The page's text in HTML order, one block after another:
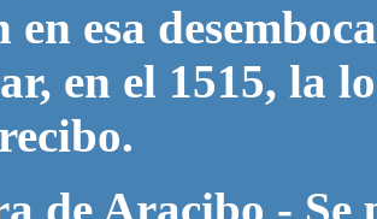
en esa
en el 1515, la